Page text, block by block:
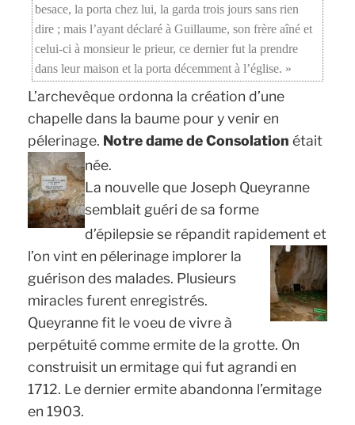
besace, la porta chez lui, la garda trois jours sans rien
dire ; mais l’ayant déclaré à Guillaume, son frère aîné et
celui-ci à monsieur le prieur, ce dernier fut la prendre
dans leur maison et la porta décemment à l’église. »
L’archevêque ordonna la création d’une
chapelle dans la baume pour y venir en
pélerinage. Notre dame de Consolation était
née.
La nouvelle que Joseph Queyranne
semblait guéri de sa forme
d’épilepsie se répandit rapidementet
l’on vint en pélerinage implorer la
guérison des malades. Plusieurs
miracles furent enregistrés.
Queyranne fit le voeu de vivre à
perpétuité comme ermite de la grotte. On
construisit un ermitage qui fut agrandi en
1712. Le dernier ermite abandonna l’ermitage
en 1903.